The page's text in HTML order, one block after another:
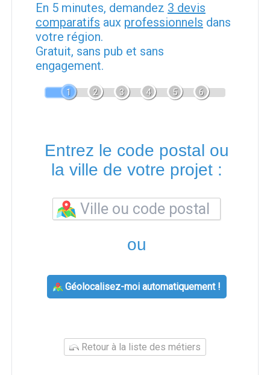
En 5 minutes, demandez 3 devis
comparatifs aux professionnels dans
votre région.
Gratuit, sans pub et sans
engagement.
1 2 3 4 5 6
Entrez le code postal ou
la ville de votre projet :
ou
Géolocalisez-moi automatiquement !
Retour à la liste des métiers